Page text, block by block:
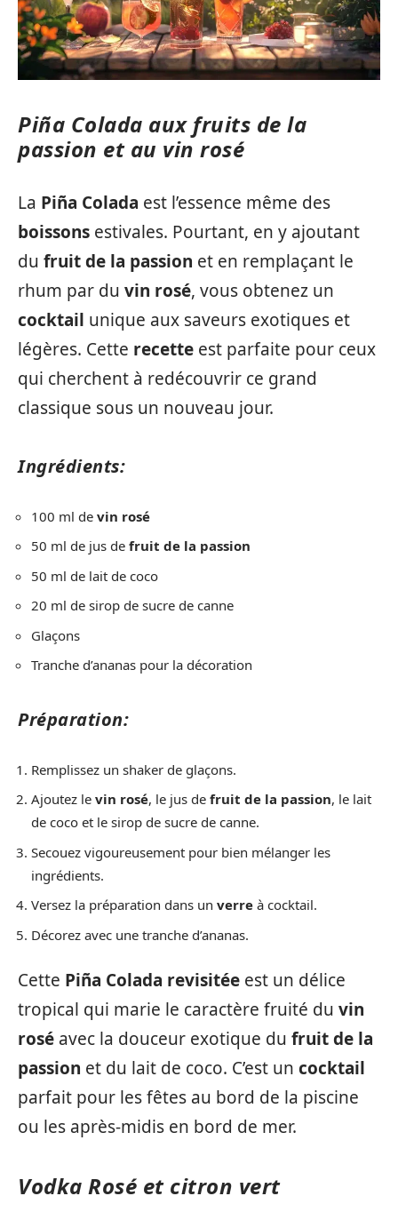
Piña Colada aux fruits de la
passion et au vin rosé
La Piña Colada est l’essence même des
boissons estivales. Pourtant, en y ajoutant
du fruit de la passion et en remplaçant le
rhum par du vin rosé, vous obtenez un
cocktail unique aux saveurs exotiques et
légères. Cette recette est parfaite pour ceux
qui cherchent à redécouvrir ce grand
classique sous un nouveau jour.
Ingrédients:
100 ml de vin rosé
50 ml de jus de fruit de la passion
50 ml de lait de coco
20 ml de sirop de sucre de canne
Glaçons
Tranche d’ananas pour la décoration
Préparation:
Remplissez un shaker de glaçons.
Ajoutez le vin rosé, le jus de fruit de la passion, le lait
de coco et le sirop de sucre de canne.
Secouez vigoureusement pour bien mélanger les
ingrédients.
Versez la préparation dans un verre à cocktail.
Décorez avec une tranche d’ananas.
Cette Piña Colada revisitée est un délice
tropical qui marie le caractère fruité du vin
rosé avec la douceur exotique du fruit de la
passion et du lait de coco. C’est un cocktail
parfait pour les fêtes au bord de la piscine
ou les après-midis en bord de mer.
Vodka Rosé et citron vert